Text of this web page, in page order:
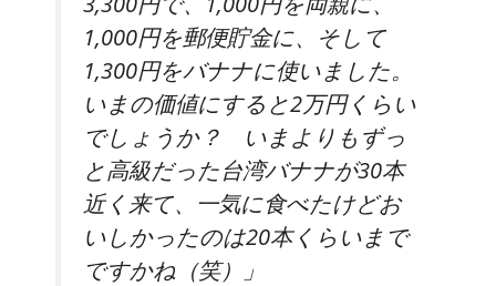
1,000円を郵便貯金に、そして
1,300円をバナナに使いました。
いまの価値にすると2万円くらい
でしょうか？ いまよりもずっ
と高級だった台湾バナナが30本
近く来て、一気に食べたけどお
いしかったのは20本くらいまで
ですかね（笑）」